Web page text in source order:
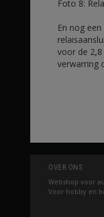
Foto 8:
En nog
voor de
verwarring
OVER ONS
Webshop voor
Voor hobby en